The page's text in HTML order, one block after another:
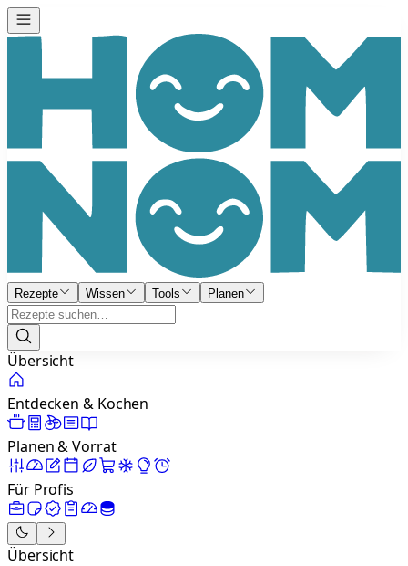
Rezepte Wissen Tools Planen
Übersicht
Entdecken & Kochen
Planen & Vorrat
Für Profis
Übersicht